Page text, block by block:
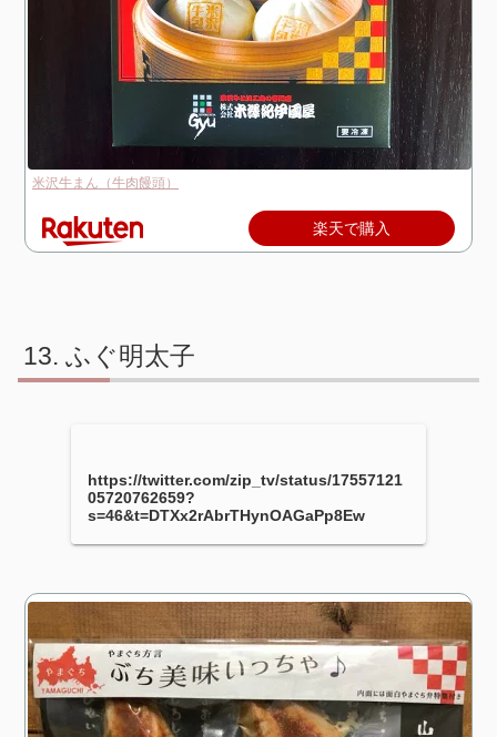
米沢牛まん（牛肉饅頭）
楽天で購入
ふぐ明太子
https://twitter.com/zip_tv/status/17557121
05720762659?
s=46&t=DTXx2rAbrTHynOAGaPp8Ew